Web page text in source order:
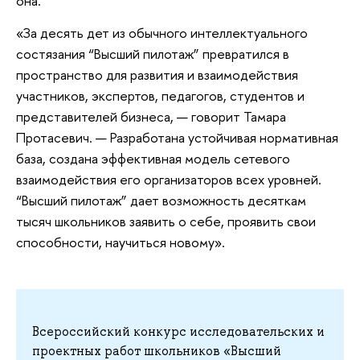
«За десять дет из обычного интеллектуального
состязания “Высший пилотаж” превратился в
пространство для развития и взаимодействия
участников, экспертов, педагогов, студентов и
представителей бизнеса, — говорит Тамара
Протасевич. — Разработана устойчивая нормативная
база, создана эффективная модель сетевого
взаимодействия его организаторов всех уровней.
“Высший пилотаж” дает возможность десяткам
тысяч школьников заявить о себе, проявить свои
способности, научиться новому».
Всероссийский конкурс исследовательских и
проектных работ школьников «Высший